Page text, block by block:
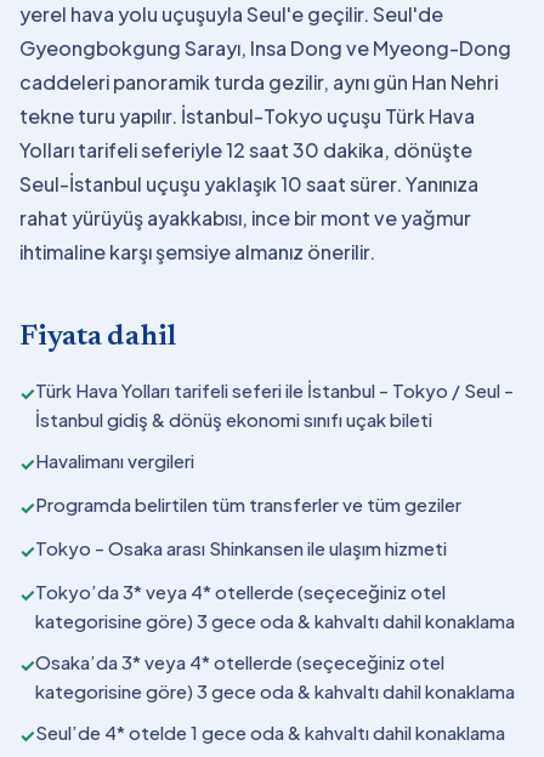
yerel hava yolu uçuşuyla Seul'e geçilir. Seul'de
Gyeongbokgung Sarayı, Insa Dong ve Myeong-Dong
caddeleri panoramik turda gezilir, aynı gün Han Nehri
tekne turu yapılır. İstanbul-Tokyo uçuşu Türk Hava
Yolları tarifeli seferiyle 12 saat 30 dakika, dönüşte
Seul-İstanbul uçuşu yaklaşık 10 saat sürer. Yanınıza
rahat yürüyüş ayakkabısı, ince bir mont ve yağmur
ihtimaline karşı şemsiye almanız önerilir.
Fiyata dahil
✓Türk Hava Yolları tarifeli seferi ile İstanbul - Tokyo / Seul -
İstanbul gidiş & dönüş ekonomi sınıfı uçak bileti
✓Havalimanı vergileri
✓Programda belirtilen tüm transferler ve tüm geziler
✓Tokyo - Osaka arası Shinkansen ile ulaşım hizmeti
✓Tokyo’da 3* veya 4* otellerde (seçeceğiniz otel
kategorisine göre) 3 gece oda & kahvaltı dahil konaklama
✓Osaka’da 3* veya 4* otellerde (seçeceğiniz otel
kategorisine göre) 3 gece oda & kahvaltı dahil konaklama
✓Seul’de 4* otelde 1 gece oda & kahvaltı dahil konaklama